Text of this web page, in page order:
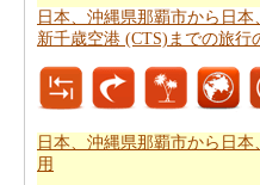
千歳市美々新千歳空港
できます。
あなたは道路で旅行する
沖縄県那覇市から日本、〒
日本、沖縄県那覇市から日本
新千歳空港 (CTS)までの旅行
日本、沖縄県那覇市から日
用